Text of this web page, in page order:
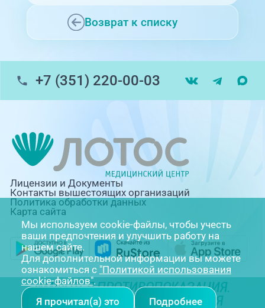
Возврат к списку
+7 (351) 220-00-03
Лицензии и Документы
Контакты вышестоящих организаций
Политика обработки данных
Карта сайта
ИМЕЮТСЯ ПРОТИВОПОКАЗАНИЯ.
НЕОБХОДИМА КОНСУЛЬТАЦИЯ
Мы используем cookie-файлы, чтобы учесть
ваши предпочтения и улучшить работу на
нашем сайте.
Для дополнительной информации вы можете
ознакомиться с "Политикой использования
cookie-файлов".
Я прочитал(а) это
Подробнее